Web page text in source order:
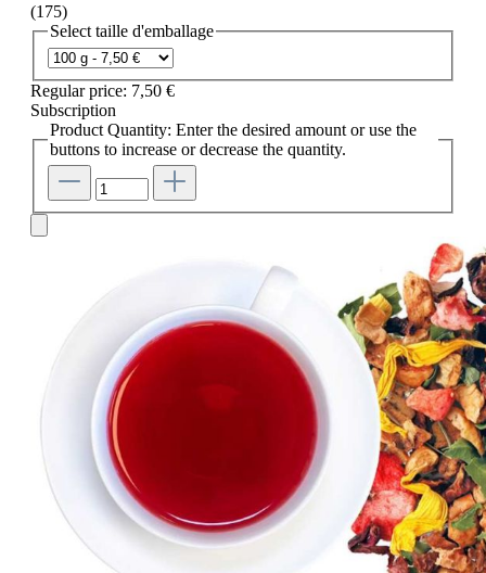
(175)
Select taille d'emballage
Regular price: 7,50 €
Subscription
Product Quantity: Enter the desired amount or use the
buttons to increase or decrease the quantity.